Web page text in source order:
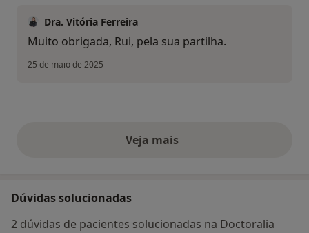
Dra. Vitória Ferreira
Muito obrigada, Rui, pela sua partilha.
25 de maio de 2025
Veja maisopiniões acima
Dúvidas solucionadas
2 dúvidas de pacientes solucionadas na Doctoralia